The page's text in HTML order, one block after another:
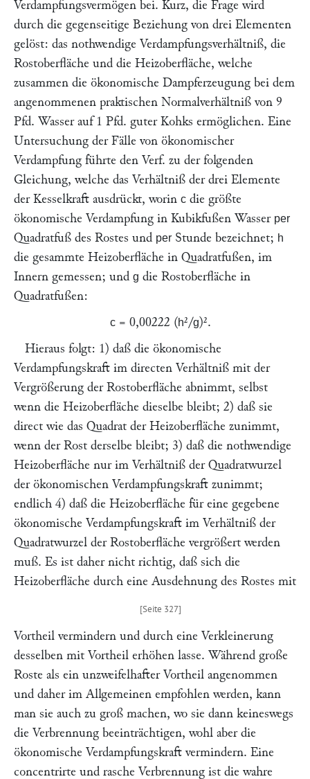
Verdampfungsvermögen bei. Kurz, die Frage wird
durch die gegenseitige Beziehung von drei Elementen
gelöst: das nothwendige Verdampfungsverhältniß, die
Rostoberfläche und die Heizoberfläche, welche
zusammen die ökonomische Dampferzeugung bei dem
angenommenen praktischen Normalverhältniß von 9
Pfd. Wasser auf 1 Pfd. guter Kohks ermöglichen. Eine
Untersuchung der Fälle von ökonomischer
Verdampfung führte den Verf. zu der folgenden
Gleichung, welche das Verhältniß der drei Elemente
der Kesselkraft ausdrückt, worin c die größte
ökonomische Verdampfung in Kubikfußen Wasser per
Quadratfuß des Rostes und per Stunde bezeichnet; h
die gesammte Heizoberfläche in Quadratfußen, im
Innern gemessen; und g die Rostoberfläche in
Quadratfußen:
c = 0,00222 (h²/g)².
Hieraus folgt: 1) daß die ökonomische
Verdampfungskraft im directen Verhältniß mit der
Vergrößerung der Rostoberfläche abnimmt, selbst
wenn die Heizoberfläche dieselbe bleibt; 2) daß sie
direct wie das Quadrat der Heizoberfläche zunimmt,
wenn der Rost derselbe bleibt; 3) daß die nothwendige
Heizoberfläche nur im Verhältniß der Quadratwurzel
der ökonomischen Verdampfungskraft zunimmt;
endlich 4) daß die Heizoberfläche für eine gegebene
ökonomische Verdampfungskraft im Verhältniß der
Quadratwurzel der Rostoberfläche vergrößert werden
muß. Es ist daher nicht richtig, daß sich die
Heizoberfläche durch eine Ausdehnung des Rostes mit
Vortheil vermindern und durch eine Verkleinerung
desselben mit Vortheil erhöhen lasse. Während große
Roste als ein unzweifelhafter Vortheil angenommen
und daher im Allgemeinen empfohlen werden, kann
man sie auch zu groß machen, wo sie dann keineswegs
die Verbrennung beeinträchtigen, wohl aber die
ökonomische Verdampfungskraft vermindern. Eine
concentrirte und rasche Verbrennung ist die wahre